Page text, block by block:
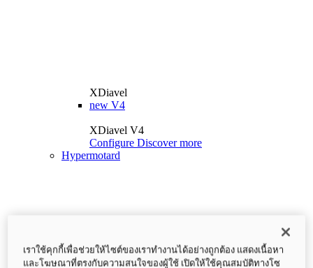
XDiavel
new V4
XDiavel V4
Configure Discover more
Hypermotard
เราใช้คุกกี้เพื่อช่วยให้ไซต์ของเราทำงานได้อย่างถูกต้อง แสดงเนื้อหา
และโฆษณาที่ตรงกับความสนใจของผู้ใช้ เปิดให้ใช้คุณสมบัติทางโซ